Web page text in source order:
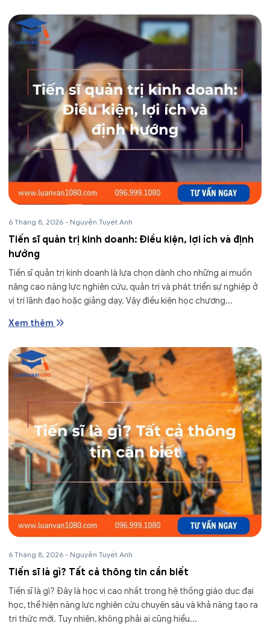
6 Tháng 8, 2026 - Nguyễn Tuyết Anh
Tiến sĩ quản trị kinh doanh: Điều kiện, lợi ích và định
hướng
Tiến sĩ quản trị kinh doanh là lựa chọn dành cho những ai muốn
nâng cao năng lực nghiên cứu, quản trị và phát triển sự nghiệp ở
vị trí lãnh đạo hoặc giảng dạy. Vậy điều kiện học chương...
Xem thêm
6 Tháng 8, 2026 - Nguyễn Tuyết Anh
Tiến sĩ là gì? Tất cả thông tin cần biết
Tiến sĩ là gì? Đây là học vị cao nhất trong hệ thống giáo dục đại
học, thể hiện năng lực nghiên cứu chuyên sâu và khả năng tạo ra
tri thức mới. Tuy nhiên, không phải ai cũng hiểu...